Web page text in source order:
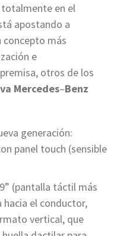
en el
apostando a
concepto más
e
otros de los
Mercedes–Benz
generación:
panel touch (sensible
(pantalla táctil más
el conductor,
vertical, que